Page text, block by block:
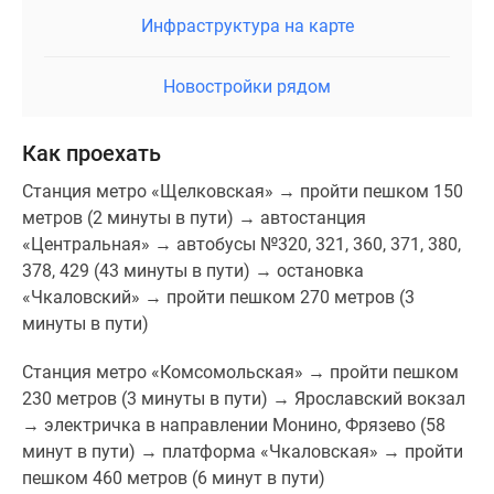
Инфраструктура на карте
Новостройки рядом
Как проехать
Станция метро «Щелковская» → пройти пешком 150
метров (2 минуты в пути) → автостанция
«Центральная» → автобусы №320, 321, 360, 371, 380,
378, 429 (43 минуты в пути) → остановка
«Чкаловский» → пройти пешком 270 метров (3
минуты в пути)
Станция метро «Комсомольская» → пройти пешком
230 метров (3 минуты в пути) → Ярославский вокзал
→ электричка в направлении Монино, Фрязево (58
минут в пути) → платформа «Чкаловская» → пройти
пешком 460 метров (6 минут в пути)